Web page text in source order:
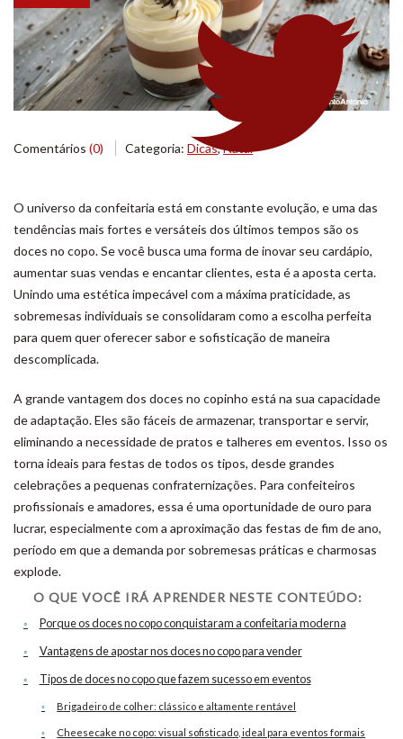
Comentários (0) Categoria: Dicas,Natal
O universo da confeitaria está em constante evolução, e uma das
tendências mais fortes e versáteis dos últimos tempos são os
doces no copo. Se você busca uma forma de inovar seu cardápio,
aumentar suas vendas e encantar clientes, esta é a aposta certa.
Unindo uma estética impecável com a máxima praticidade, as
sobremesas individuais se consolidaram como a escolha perfeita
para quem quer oferecer sabor e sofisticação de maneira
descomplicada.
A grande vantagem dos doces no copinho está na sua capacidade
de adaptação. Eles são fáceis de armazenar, transportar e servir,
eliminando a necessidade de pratos e talheres em eventos. Isso os
torna ideais para festas de todos os tipos, desde grandes
celebrações a pequenas confraternizações. Para confeiteiros
profissionais e amadores, essa é uma oportunidade de ouro para
lucrar, especialmente com a aproximação das festas de fim de ano,
período em que a demanda por sobremesas práticas e charmosas
explode.
O QUE VOCÊ IRÁ APRENDER NESTE CONTEÚDO:
Porque os doces no copo conquistaram a confeitaria moderna
Vantagens de apostar nos doces no copo para vender
Tipos de doces no copo que fazem sucesso em eventos
Brigadeiro de colher: clássico e altamente rentável
Cheesecake no copo: visual sofisticado, ideal para eventos formais